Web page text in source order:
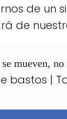
de un
de
mueven,
bastos |